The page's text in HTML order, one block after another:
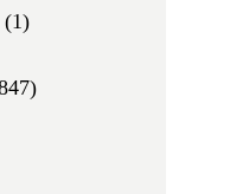
(1)